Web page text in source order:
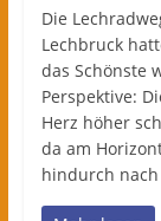
Die
Lechbruck
das Schönste
Perspektive:
Herz höher
da am
hindurch